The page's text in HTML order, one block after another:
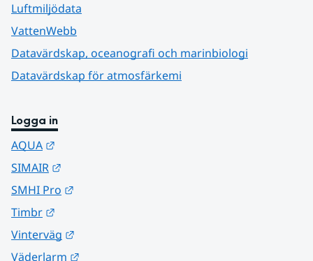
Luftmiljödata
VattenWebb
Datavärdskap, oceanografi och marinbiologi
Datavärdskap för atmosfärkemi
Logga in
AQUA
SIMAIR
SMHI Pro
Timbr
Vinterväg
Väderlarm